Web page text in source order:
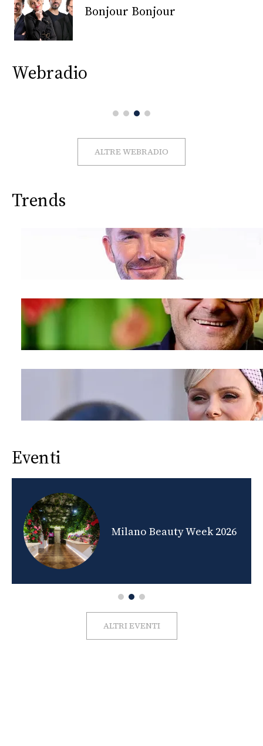
Bonjour Bonjour
Webradio
ALTRE WEBRADIO
Trends
Eventi
Milano Beauty Week 2026
ALTRI EVENTI